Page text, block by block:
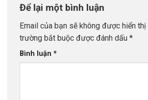
Để lại một bình luận
Email của bạn sẽ không được hiển thị
trường bắt buộc được đánh dấu *
Bình luận *